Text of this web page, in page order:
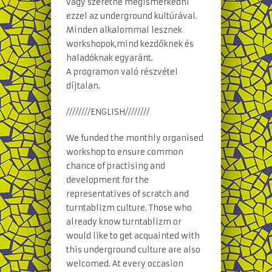
vagy szeretne megismerkedni
ezzel az underground kultúrával.
Minden alkalommal lesznek
workshopok,mind kezdőknek és
haladóknak egyaránt.
A programon való részvétel
díjtalan.
////////ENGLISH////////
We funded the monthly organised
workshop to ensure common
chance of practising and
development for the
representatives of scratch and
turntablizm culture. Those who
already know turntablizm or
would like to get acquainted with
this underground culture are also
welcomed. At every occasion